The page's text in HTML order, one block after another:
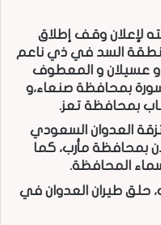
لإعلان وقف إطلاق
منطقة السد في ذي ناعم
و عسيلان و المعطوف
بمحافظة صنعاء،و
بمحافظة تعز.
العدوان السعودي
بمحافظة مأرب، كما
المحافظة.
حلق طيران العدوان في